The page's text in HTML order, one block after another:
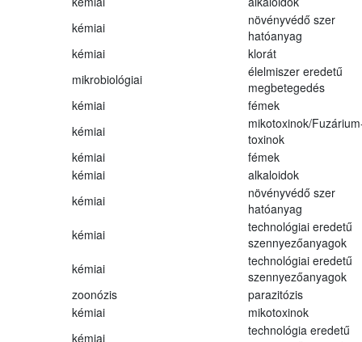
kémiai
növényvédő szer
hatóanyag
kémiai
klorát
mikrobiológiai
élelmiszer eredetű
megbetegedés
kémiai
fémek
kémiai
mikotoxinok/
toxinok
kémiai
fémek
kémiai
alkaloidok
kémiai
növényvédő szer
hatóanyag
kémiai
technológiai eredetű
szennyezőanyagok
kémiai
technológiai eredetű
szennyezőanyagok
zoonózis
parazitózis
kémiai
mikotoxinok
kémiai
technológia eredetű